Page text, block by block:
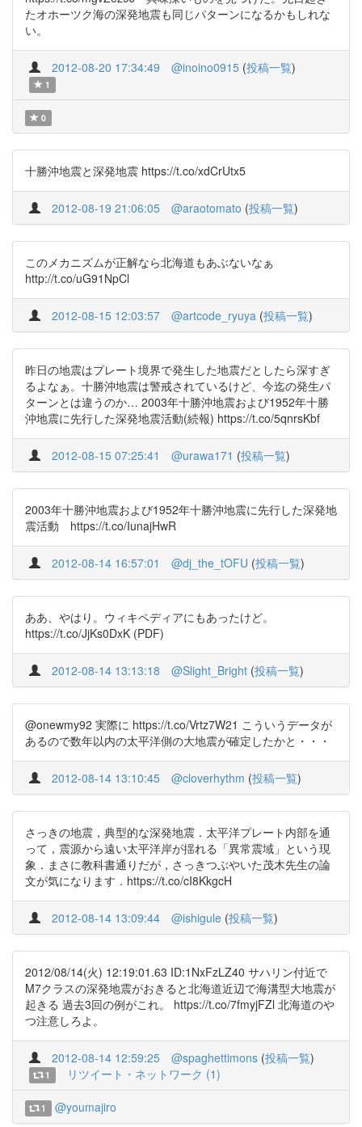
たオホーツク海の深発地震も同じパターンになるかもしれな
い。
2012-08-20 17:34:49 @inoino0915 (投稿一覧)
1
0
十勝沖地震と深発地震 https://t.co/xdCrUtx5
2012-08-19 21:06:05 @araotomato (投稿一覧)
このメカニズムが正解なら北海道もあぶないなぁ
http://t.co/uG91NpCl
2012-08-15 12:03:57 @artcode_ryuya (投稿一覧)
昨日の地震はプレート境界で発生した地震だとしたら深すぎ
るよなぁ。十勝沖地震は警戒されているけど、今迄の発生パ
ターンとは違うのか… 2003年十勝沖地震および1952年十勝
沖地震に先行した深発地震活動(続報) https://t.co/5qnrsKbf
2012-08-15 07:25:41 @urawa171 (投稿一覧)
2003年十勝沖地震および1952年十勝沖地震に先行した深発地
震活動 https://t.co/IunajHwR
2012-08-14 16:57:01 @dj_the_tOFU (投稿一覧)
ああ、やはり。ウィキペディアにもあったけど。
https://t.co/JjKs0DxK (PDF)
2012-08-14 13:13:18 @Slight_Bright (投稿一覧)
@onewmy92 実際に https://t.co/Vrtz7W21 こういうデータが
あるので数年以内の太平洋側の大地震が確定したかと・・・
2012-08-14 13:10:45 @cloverhythm (投稿一覧)
さっきの地震，典型的な深発地震．太平洋プレート内部を通
って，震源から遠い太平洋岸が揺れる「異常震域」という現
象．まさに教科書通りだが，さっきつぶやいた茂木先生の論
文が気になります．https://t.co/cI8KkgcH
2012-08-14 13:09:44 @ishigule (投稿一覧)
2012/08/14(火) 12:19:01.63 ID:1NxFzLZ40 サハリン付近で
M7クラスの深発地震がおきると北海道近辺で海溝型大地震が
起きる 過去3回の例がこれ。 https://t.co/7fmyjFZl 北海道のや
つ注意しろよ。
2012-08-14 12:59:25 @spaghettimons (投稿一覧)
1 リツイート・ネットワーク (1)
1 @youmajiro